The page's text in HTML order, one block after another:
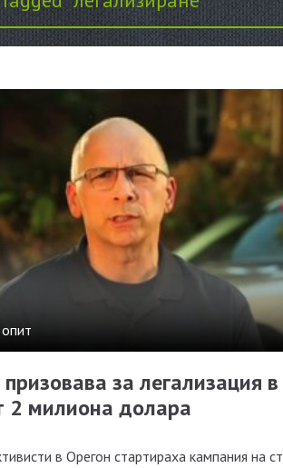
за легализация
2 милиона долара
в Орегон стартираха кампания на